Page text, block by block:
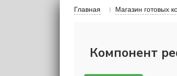
Главная Магазин готовых
Компонент